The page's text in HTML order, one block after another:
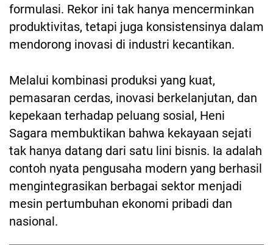
formulasi. Rekor ini tak hanya mencerminkan
produktivitas, tetapi juga konsistensinya dalam
mendorong inovasi di industri kecantikan.
Melalui kombinasi produksi yang kuat,
pemasaran cerdas, inovasi berkelanjutan, dan
kepekaan terhadap peluang sosial, Heni
Sagara membuktikan bahwa kekayaan sejati
tak hanya datang dari satu lini bisnis. Ia adalah
contoh nyata pengusaha modern yang berhasil
mengintegrasikan berbagai sektor menjadi
mesin pertumbuhan ekonomi pribadi dan
nasional.